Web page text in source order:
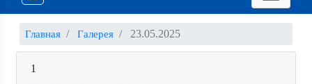
Главная Галерея 23.05.2025
1